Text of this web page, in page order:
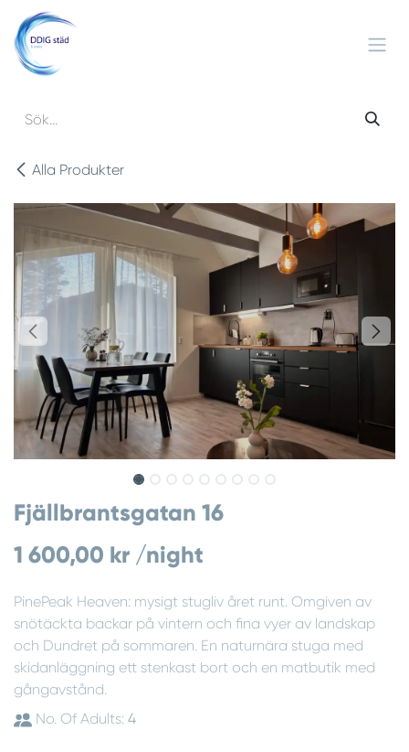
Hoppa till innehåll
Alla Produkter
Fjällbrantsgatan 16
1 600,00 kr /night
PinePeak Heaven: mysigt stugliv året runt. Omgiven av
snötäckta backar på vintern och fina vyer av landskap
och Dundret på sommaren. En naturnära stuga med
skidanläggning ett stenkast bort och en matbutik med
gångavstånd.
No. Of Adults: 4